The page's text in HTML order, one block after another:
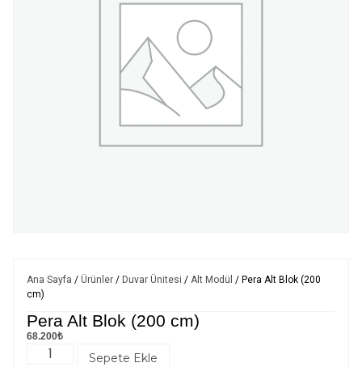
Ana Sayfa / Ürünler / Duvar Ünitesi / Alt Modül / Pera Alt Blok (200
cm)
Pera Alt Blok (200 cm)
68.200₺
Sepete Ekle